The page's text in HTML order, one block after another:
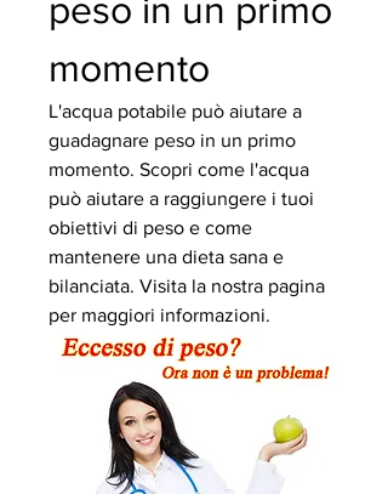
peso in un primo
momento
L'acqua potabile può aiutare a
guadagnare peso in un primo
momento. Scopri come l'acqua
può aiutare a raggiungere i tuoi
obiettivi di peso e come
mantenere una dieta sana e
bilanciata. Visita la nostra pagina
per maggiori informazioni.